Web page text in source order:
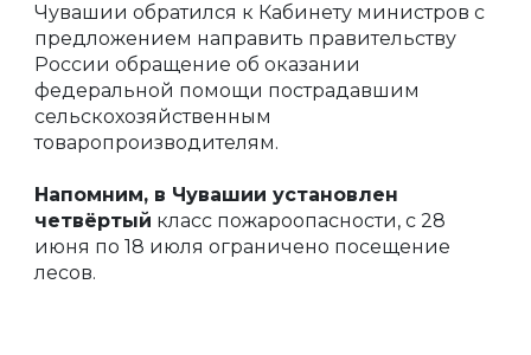
Чувашии обратился к Кабинету министров с
предложением направить правительству
России обращение об оказании
федеральной помощи пострадавшим
сельскохозяйственным
товаропроизводителям.
Напомним, в Чувашии установлен
четвёртый класс пожароопасности, с 28
июня по 18 июля ограничено посещение
лесов.